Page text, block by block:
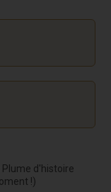
d'histoire
!)